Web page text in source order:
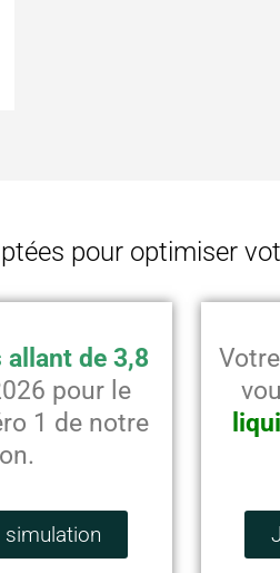
pour optimiser
allant de 3,8
pour le
1 de notre
simulation